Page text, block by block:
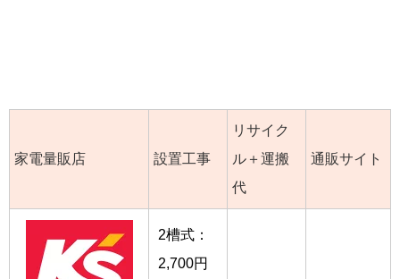
家電量販店 設置工事
リサイク
ル＋運搬
代
通販サイト
2槽式：
2,700円